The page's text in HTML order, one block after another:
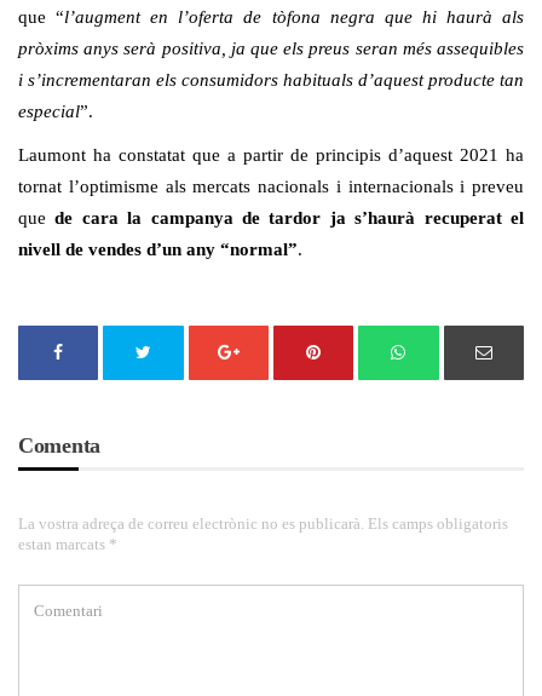
que “l’augment en l’oferta de tòfona negra que hi haurà als
pròxims anys serà positiva, ja que els preus seran més assequibles
i s’incrementaran els consumidors habituals d’aquest producte tan
especial”.
Laumont ha constatat que a partir de principis d’aquest 2021 ha
tornat l’optimisme als mercats nacionals i internacionals i preveu
quede cara la campanya de tardor ja s’haurà recuperat el
nivell de vendes d’un any “normal”.
Comenta
La vostra adreça de correu electrònic no es publicarà. Els camps obligatoris
estan marcats *